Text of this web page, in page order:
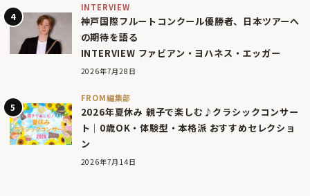
INTERVIEW
神戸国際フルートコンクール優勝者、日本ツアーへ
の期待を語る
INTERVIEW ファビアン・ヨハネス・エッガー
2026年7月28日
FROM編集部
2026年夏休み 親子で楽しむ♪クラシックコンサー
ト｜0歳OK・体験型・本格派 おすすめセレクショ
ン
2026年7月14日